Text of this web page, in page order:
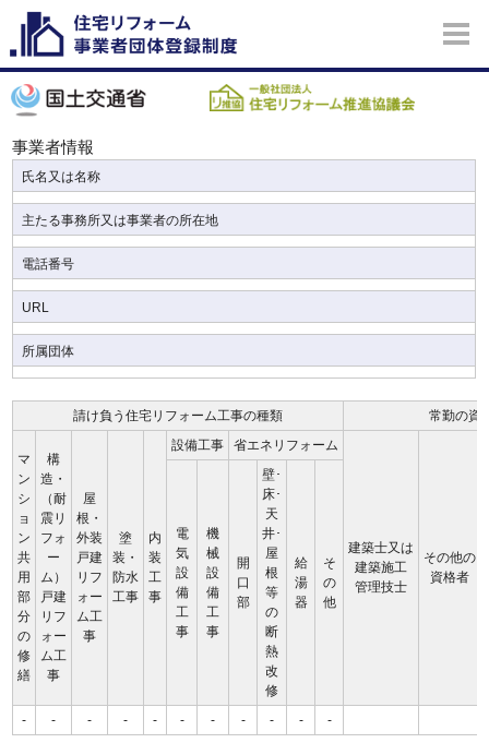
事業者情報
氏名又は名称
主たる事務所又は事業者の所在地
電話番号
URL
所属団体
請け負う住宅リフォーム工事の種類 常勤の資
マ
ン
シ
ョ
ン
共
用
部
分
の
修
繕
構
造・
（耐
震リ
フォ
ー
ム）
戸建
リフ
ォー
ム工
事
屋
根・
外装
戸建
リフ
ォー
ム工
事
塗
装・
防水
工事
内
装
工
事
設備工事 省エネリフォーム
建築士又は
建築施工
管理技士
その他の
資格者
電
気
設
備
工
事
機
械
設
備
工
事
開
口
部
壁･
床･
天
井･
屋
根
等
の
断
熱
改
修
給
湯
器
そ
の
他
- - - - - - - - - - -